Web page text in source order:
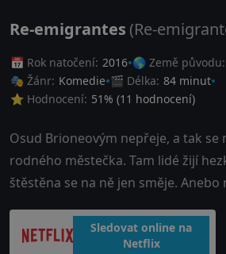
Re-emigrantes (Re-
📅 Rok natočení: 2016 🌎 Země původu:
🎭 Žánr: Komedie 🎬 Délka: 84 minut
⭐ Hodnocení: 51% (11 hodnocení)
Osud Brioneovým nepřeje, a tak se
rodného městečka. Tam lidé žijí
štěstěna se na ně jen směje. Anebo
Sledovat online na
Netflix